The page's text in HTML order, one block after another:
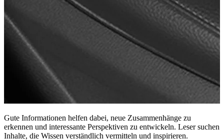
Gute Informationen helfen dabei, neue Zusammenhänge zu
erkennen und interessante Perspektiven zu entwickeln. Leser suchen
Inhalte, die Wissen verständlich vermitteln und inspirieren.